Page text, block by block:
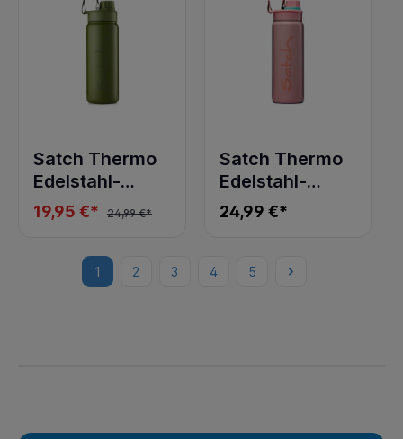
Satch Thermo
Edelstahl-
Trinkflasche
olive steel
19,95 €* 24,99 €*
Satch Thermo
Edelstahl-
Trinkflasche
rose steel
24,99 €*
1 2 3 4 5